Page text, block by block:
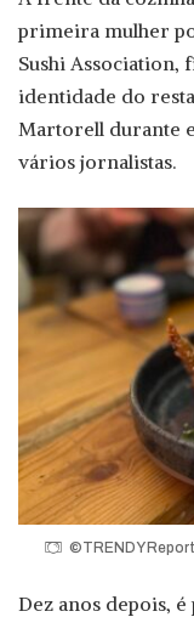
primeira mulher
Sushi Association,
identidade do
Martorell durante
vários jornalistas.
©TRENDY
Dez anos depois,